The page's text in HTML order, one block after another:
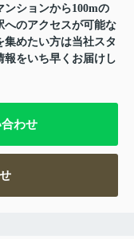
ションから100mの
へのアクセスが可能な
めたい方は当社スタ
報をいち早くお届けし
わせ